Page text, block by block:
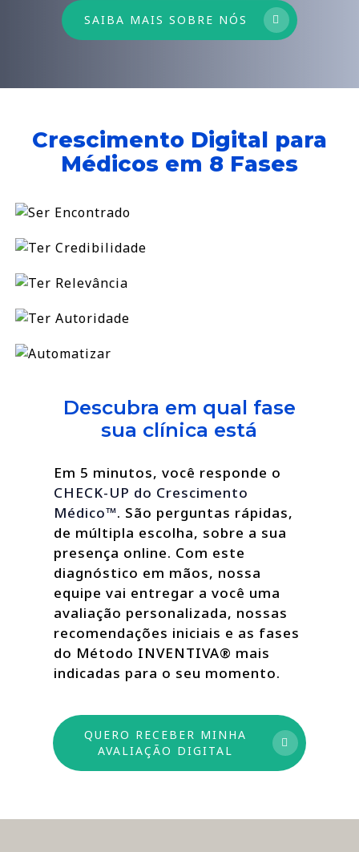
SAIBA MAIS SOBRE NÓS
Crescimento Digital para
Médicos em 8 Fases
Descubra em qual fase
sua clínica está
Em 5 minutos, você responde o
CHECK-UP do Crescimento
Médico™. São perguntas rápidas,
de múltipla escolha, sobre a sua
presença online. Com este
diagnóstico em mãos, nossa
equipe vai entregar a você uma
avaliação personalizada, nossas
recomendações iniciais e as fases
do Método INVENTIVA® mais
indicadas para o seu momento.
QUERO RECEBER MINHA
AVALIAÇÃO DIGITAL